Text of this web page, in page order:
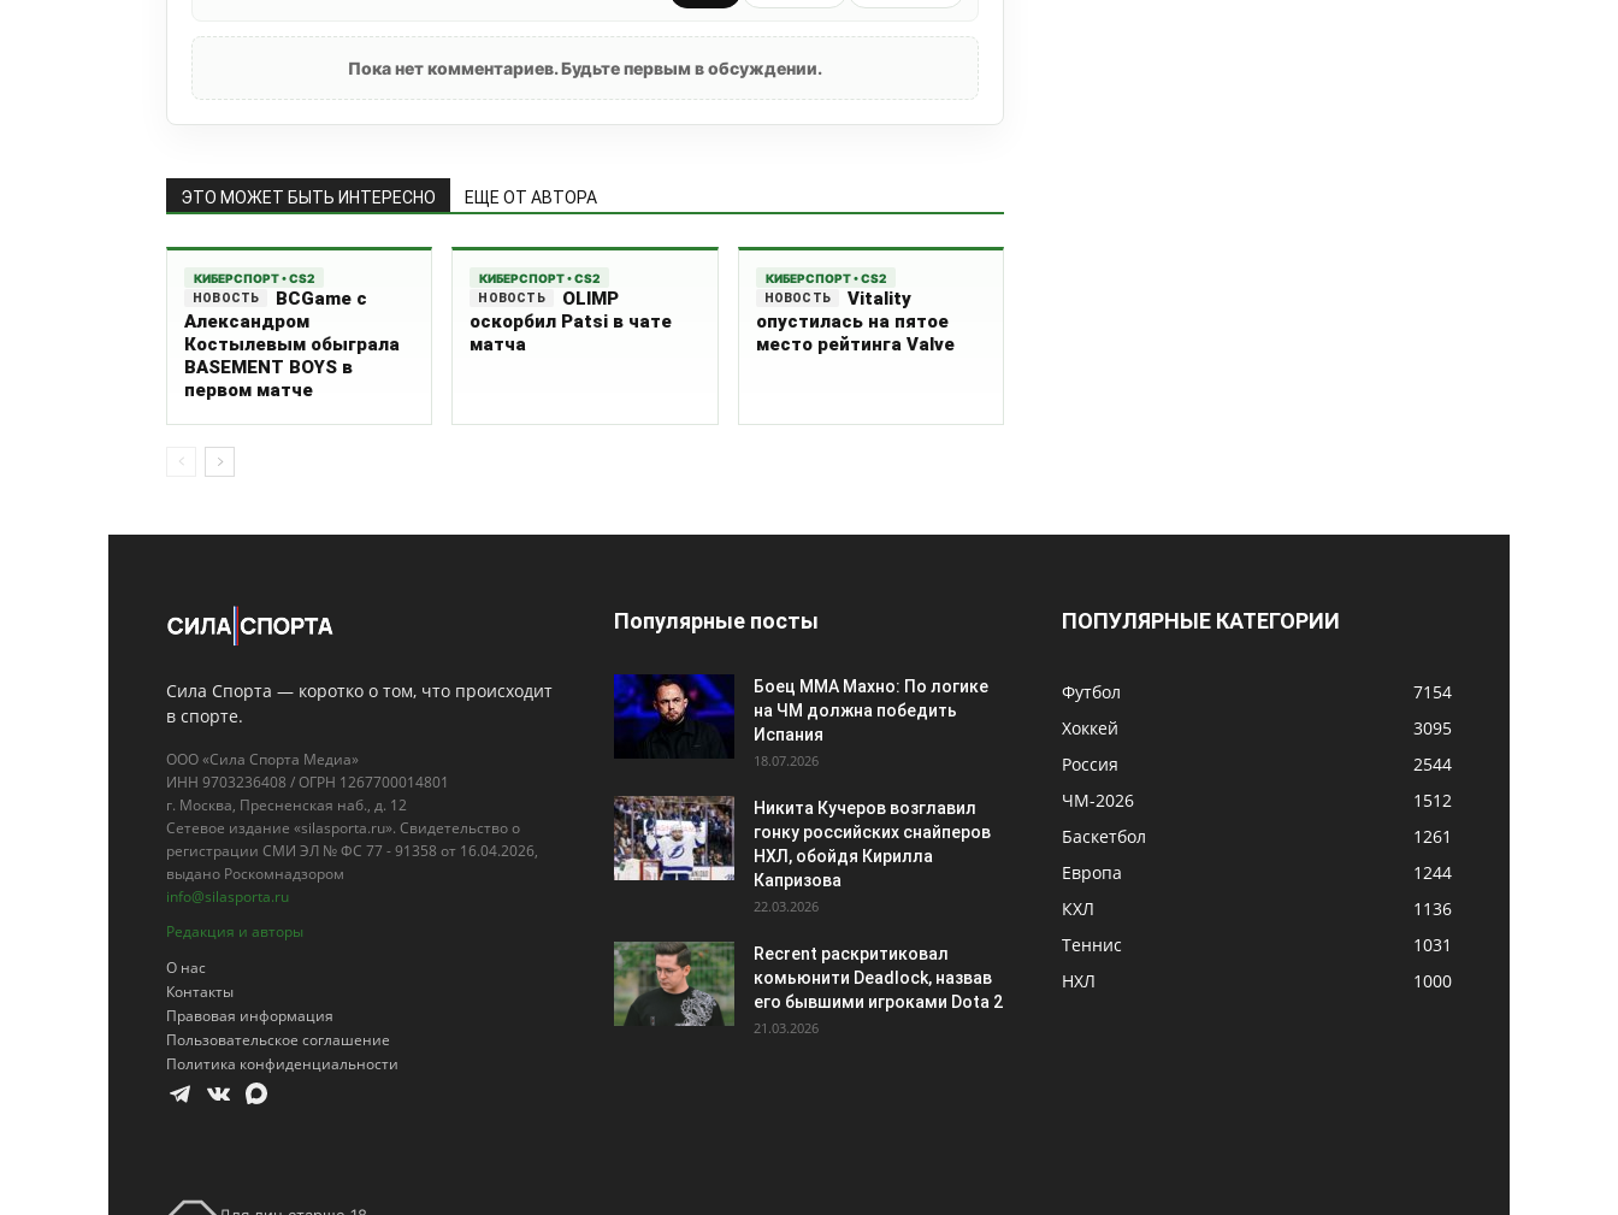
Пока нет комментариев. Будьте первым в обсуждении.
ЭТО МОЖЕТ БЫТЬ ИНТЕРЕСНО ЕЩЕ ОТ АВТОРА
КИБЕРСПОРТ • CS2
BCGame с
Александром
Костылевым обыграла
BASEMENT BOYS в
первом матче
КИБЕРСПОРТ • CS2
OLIMP
оскорбил Patsi в чате
матча
КИБЕРСПОРТ • CS2
Vitality
опустилась на пятое
место рейтинга Valve
Сила Спорта — коротко о том, что происходит
в спорте.
ООО «Сила Спорта Медиа»
ИНН 9703236408 / ОГРН 1267700014801
г. Москва, Пресненская наб., д. 12
Сетевое издание «silasporta.ru». Свидетельство о
регистрации СМИ ЭЛ № ФС 77 - 91358 от 16.04.2026,
выдано Роскомнадзором
info@silasporta.ru
Редакция и авторы
О нас
Контакты
Правовая информация
Пользовательское соглашение
Политика конфиденциальности
Популярные посты
Боец ММА Махно: По логике
на ЧМ должна победить
Испания
18.07.2026
Никита Кучеров возглавил
гонку российских снайперов
НХЛ, обойдя Кирилла
Капризова
22.03.2026
Recrent раскритиковал
комьюнити Deadlock, назвав
его бывшими игроками Dota 2
21.03.2026
ПОПУЛЯРНЫЕ КАТЕГОРИИ
Футбол
7154
Хоккей
3095
Россия
2544
ЧМ-2026
1512
Баскетбол
1261
Европа
1244
КХЛ
1136
Теннис
1031
НХЛ
1000